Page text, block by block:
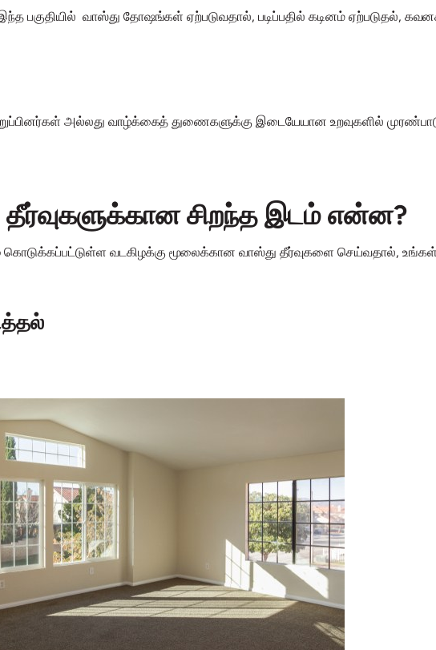
பகுதியில் வாஸ்து தோஷங்கள் ஏற்படுவதால், படிப்பதில் கடினம் ஏற்படுதல்,
அல்லது வாழ்க்கைத் துணைகளுக்கு இடையேயான உறவுகளில்
தீர்வுகளுக்கான சிறந்த இடம் என்ன?
வடகிழக்கு மூலைக்கான வாஸ்து தீர்வுகளை செய்வதால்,